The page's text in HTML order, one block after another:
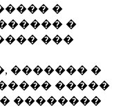
�
�
���
������� �
�����
��������